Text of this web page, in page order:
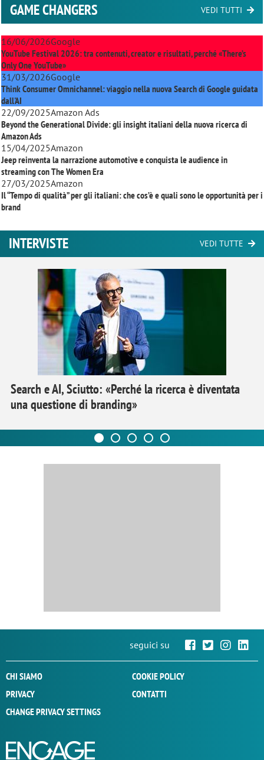
GAME CHANGERS VEDI TUTTI
16/06/2026Google
YouTube Festival 2026: tra contenuti, creator e risultati, perché «There’s
Only One YouTube»
31/03/2026Google
Think Consumer Omnichannel: viaggio nella nuova Search di Google guidata
dall'AI
22/09/2025Amazon Ads
Beyond the Generational Divide: gli insight italiani della nuova ricerca di
Amazon Ads
15/04/2025Amazon
Jeep reinventa la narrazione automotive e conquista le audience in
streaming conThe Women Era
27/03/2025Amazon
Il “Tempo di qualità” per gli italiani: che cos’è e quali sono le opportunità per i
brand
INTERVISTE VEDI TUTTE
Search e AI, Sciutto: «Perché la ricerca è diventata
una questione di branding»
seguici su
CHI SIAMO
COOKIE POLICY
PRIVACY
CONTATTI
CHANGE PRIVACY SETTINGS